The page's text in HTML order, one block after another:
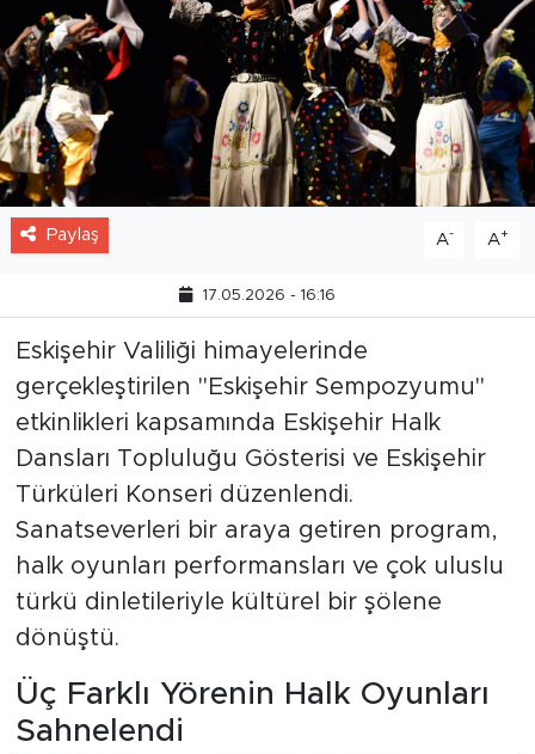
Paylaş A- A+
17.05.2026 - 16:16
Eskişehir Valiliği himayelerinde
gerçekleştirilen "Eskişehir Sempozyumu"
etkinlikleri kapsamında Eskişehir Halk
Dansları Topluluğu Gösterisi ve Eskişehir
Türküleri Konseri düzenlendi.
Sanatseverleri bir araya getiren program,
halk oyunları performansları ve çok uluslu
türkü dinletileriyle kültürel bir şölene
dönüştü.
Üç Farklı Yörenin Halk Oyunları
Sahnelendi